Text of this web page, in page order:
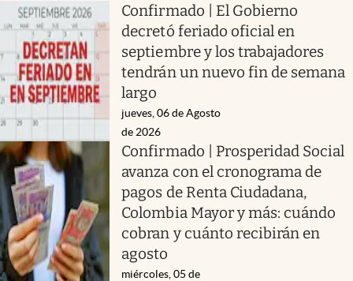
Confirmado | El Gobierno
decretó feriado oficial en
septiembre y los trabajadores
tendrán un nuevo fin de semana
largo
jueves, 06 de Agosto
de 2026
Confirmado | Prosperidad Social
avanza con el cronograma de
pagos de Renta Ciudadana,
Colombia Mayor y más: cuándo
cobran y cuánto recibirán en
agosto
miércoles, 05 de